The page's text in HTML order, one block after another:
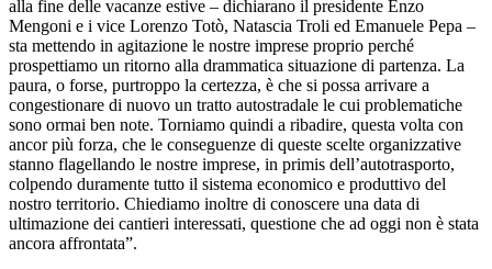
alla fine delle vacanze estive – dichiarano il presidente Enzo
Mengoni e i vice Lorenzo Totò, Natascia Troli ed Emanuele Pepa –
sta mettendo in agitazione le nostre imprese proprio perché
prospettiamo un ritorno alla drammatica situazione di partenza. La
paura, o forse, purtroppo la certezza, è che si possa arrivare a
congestionare di nuovo un tratto autostradale le cui problematiche
sono ormai ben note. Torniamo quindi a ribadire, questa volta con
ancor più forza, che le conseguenze di queste scelte organizzative
stanno flagellando le nostre imprese, in primis dell’autotrasporto,
colpendo duramente tutto il sistema economico e produttivo del
nostro territorio. Chiediamo inoltre di conoscere una data di
ultimazione dei cantieri interessati, questione che ad oggi non è stata
ancora affrontata”.